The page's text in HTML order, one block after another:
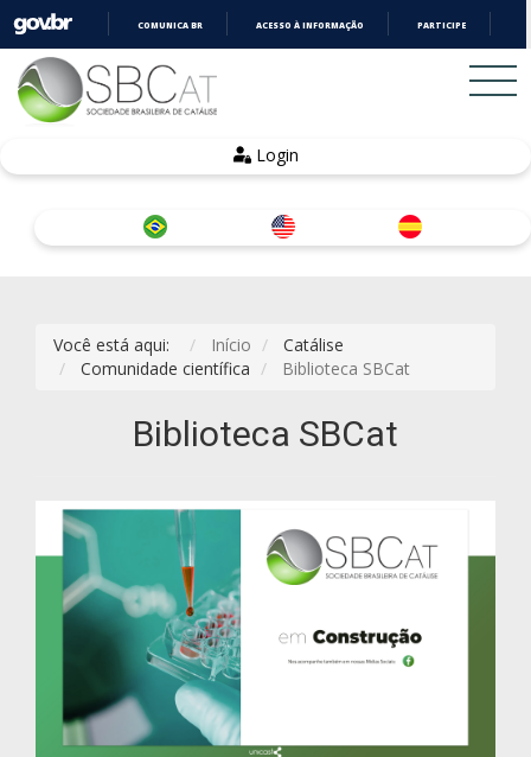
COMUNICA BR ACESSO À INFORMAÇÃO PARTICIPE
Login
Você está aqui: Início
Catálise
Comunidade científica
Biblioteca SBCat
Biblioteca SBCat